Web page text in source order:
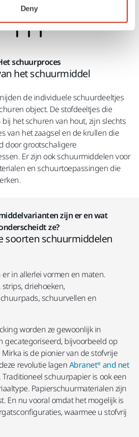
Deny
schuurproces
het schuurmiddel
de individuele schuurdeeltjes
object. De stofdeeltjes die
het schuren van hout, zijn slechts
van het zaagsel en de krullen die
door grootschaligere
Er zijn ook schuurmiddelen voor
en schuurtoepassingen die
zijn er en wat
ze?
soorten schuurmiddelen
in allerlei vormen en maten.
driehoeken,
schuurvellen en
worden ze gewoonlijk in
gecategoriseerd, bijvoorbeeld op
is de pionier van de stofvrije
revolutie lagenAbranet® and net
schuurpapier is ook een
Papierschuurmaterialen zijn
En nu vooral omdat het mogelijk is
waarmee u stofvrij